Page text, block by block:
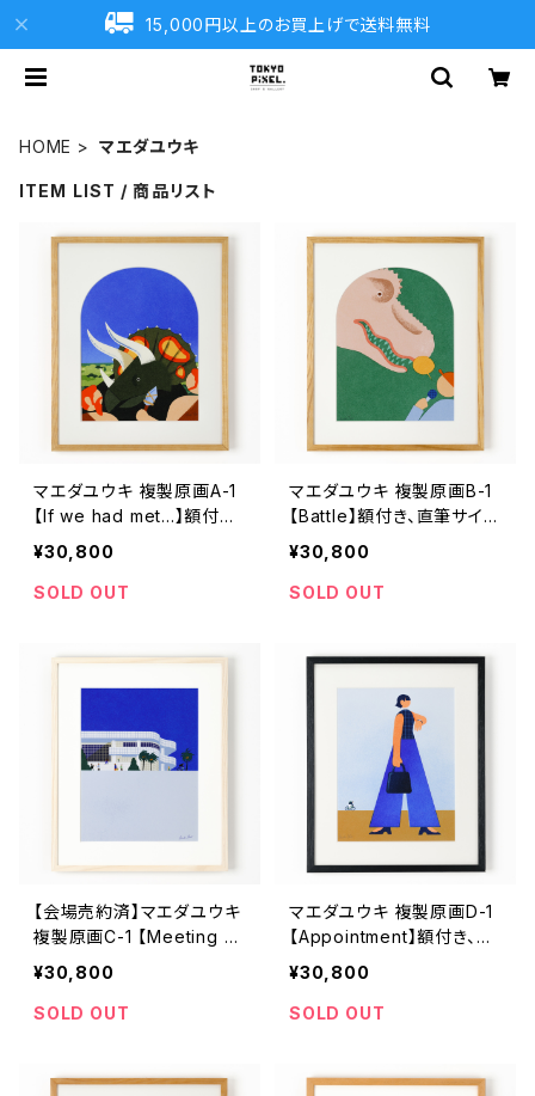
15,000円以上のお買上げで送料無料
HOME マエダユウキ
ITEM LIST / 商品リスト
マエダユウキ 複製原画A-1
【If we had met...】額付き、
直筆サイン入り
¥30,800
SOLD OUT
マエダユウキ 複製原画B-1
【Battle】額付き、直筆サイン
入り
¥30,800
SOLD OUT
【会場売約済】マエダユウキ
複製原画C-1 【Meeting pl
ace】額付き、直筆サイン入
¥30,800
SOLD OUT
マエダユウキ 複製原画D-1
【Appointment】額付き、直
筆サイン入り
¥30,800
SOLD OUT